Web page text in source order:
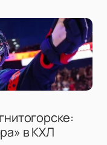
в КХЛ